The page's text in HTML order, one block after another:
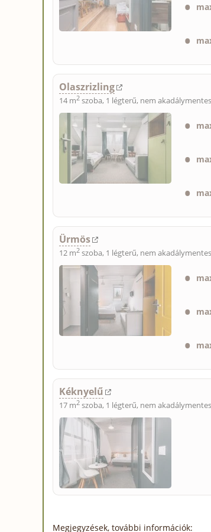
Olaszrizling
14 m2 szoba, 1 légterű, nem
Ürmös
12 m2 szoba, 1 légterű, nem
Kéknyelű
17 m2 szoba, 1 légterű, nem
Megjegyzések, további információk: